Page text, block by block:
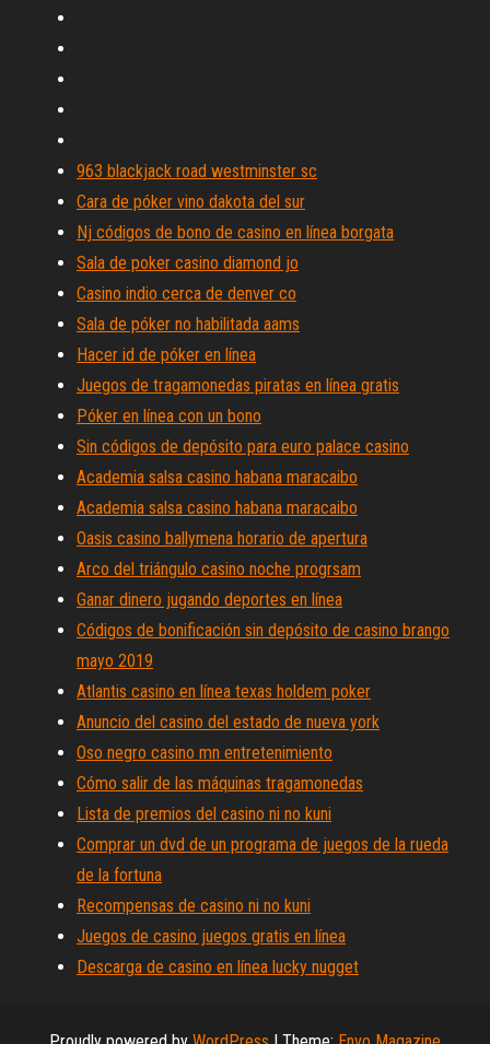
963 blackjack road westminster sc
Cara de póker vino dakota del sur
Nj códigos de bono de casino en línea borgata
Sala de poker casino diamond jo
Casino indio cerca de denver co
Sala de póker no habilitada aams
Hacer id de póker en línea
Juegos de tragamonedas piratas en línea gratis
Póker en línea con un bono
Sin códigos de depósito para euro palace casino
Academia salsa casino habana maracaibo
Academia salsa casino habana maracaibo
Oasis casino ballymena horario de apertura
Arco del triángulo casino noche progrsam
Ganar dinero jugando deportes en línea
Códigos de bonificación sin depósito de casino brango
mayo 2019
Atlantis casino en línea texas holdem poker
Anuncio del casino del estado de nueva york
Oso negro casino mn entretenimiento
Cómo salir de las máquinas tragamonedas
Lista de premios del casino ni no kuni
Comprar un dvd de un programa de juegos de la rueda
de la fortuna
Recompensas de casino ni no kuni
Juegos de casino juegos gratis en línea
Descarga de casino en línea lucky nugget